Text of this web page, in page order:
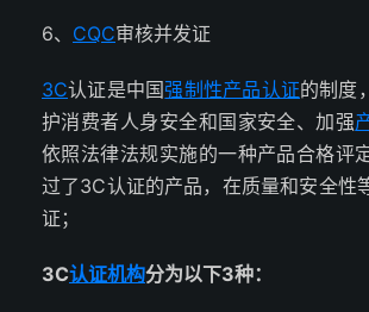
6、 CQC审核并发证
3C认证是中国强制性产品认证的制度
护消费者人身安全和国家安全、加强
依照法律法规实施的一种产品合格评
过了3C认证的产品，在质量和安全性
证；
3C认证机构分为以下3种：